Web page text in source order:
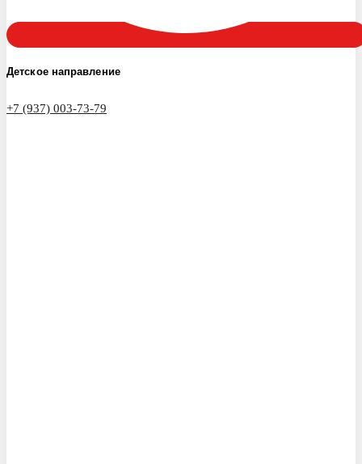
Детское направление
+7 (937) 003-73-79